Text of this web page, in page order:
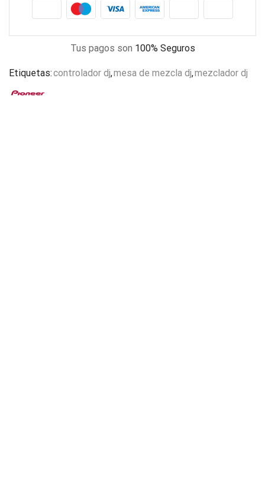
Tus pagos son 100% Seguros
Etiquetas:controlador dj,mesa de mezcla dj,mezclador dj